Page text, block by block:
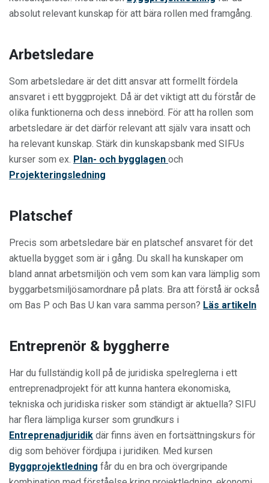
absolut relevant kunskap för att bära rollen med framgång.
Arbetsledare
Som arbetsledare är det ditt ansvar att formellt fördela
ansvaret i ett byggprojekt. Då är det viktigt att du förstår de
olika funktionerna och dess innebörd. För att ha rollen som
arbetsledare är det därför relevant att själv vara insatt och
ha relevant kunskap. Stärk din kunskapsbank med SIFUs
kurser som ex. Plan- och bygglagen och
Projekteringsledning
Platschef
Precis som arbetsledare bär en platschef ansvaret för det
aktuella bygget som är i gång. Du skall ha kunskaper om
bland annat arbetsmiljön och vem som kan vara lämplig som
byggarbetsmiljösamordnare på plats. Bra att förstå är också
om Bas P och Bas U kan vara samma person? Läs artikeln
Entreprenör & byggherre
Har du fullständig koll på de juridiska spelreglerna i ett
entreprenadprojekt för att kunna hantera ekonomiska,
tekniska och juridiska risker som ständigt är aktuella? SIFU
har flera lämpliga kurser som grundkurs i
Entreprenadjuridik där finns även en fortsättningskurs för
dig som behöver fördjupa i juridiken. Med kursen
Byggprojektledning får du en bra och övergripande